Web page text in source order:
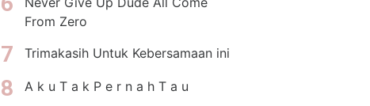
From Zero
Trimakasih Untuk Kebersamaan ini
A k u T a k P e r n a h T a u